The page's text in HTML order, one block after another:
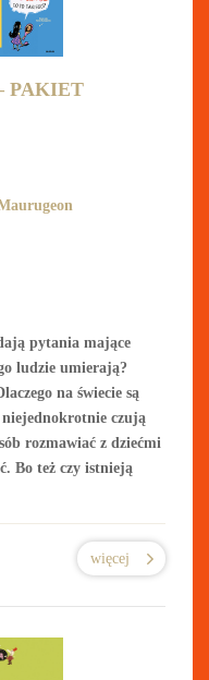
PAKIET
pytania mające
ludzie umierają?
na świecie są
czują
rozmawiać z dziećmi
Bo też czy istnieją
więcej